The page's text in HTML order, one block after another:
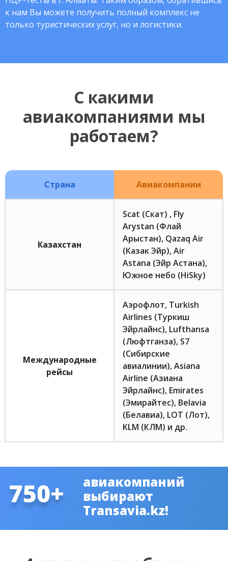
к нам Вы можете получить полный комплекс не
только туристических услуг, но и логистики.
С какими
авиакомпаниями мы
работаем?
Страна Авиакомпании
Казахстан
Scat (Скат) , Fly
Arystan (Флай
Арыстан), Qazaq Air
(Казак Эйр), Air
Astana (Эйр Астана),
Южное небо (HiSky)
Международные
рейсы
Аэрофлот, Turkish
Airlines (Туркиш
Эйрлайнс), Lufthansa
(Люфтганза), S7
(Сибирские
авиалинии), Asiana
Airline (Азиана
Эйрлайнс), Emirates
(Эмирайтес), Belavia
(Белавиа), LOT (Лот),
KLM (КЛМ) и др.
авиакомпаний
выбирают
Transavia.kz!